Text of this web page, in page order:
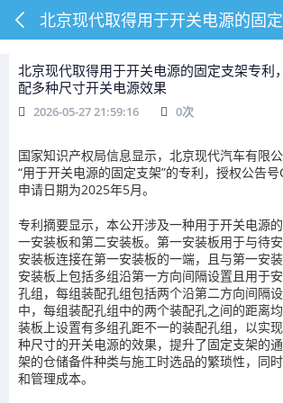
北京现代取得用于开关电源的固定支架专利
配多种尺寸开关电源效果
2026-05-27 21:59:16 0次
国家知识产权局信息显示，北京现代汽车有限
“用于开关电源的固定支架”的专利，授权公告号
申请日期为2025年5月。
专利摘要显示，本公开涉及一种用于开关电源
一安装板和第二安装板。第一安装板用于与待
安装板连接在第一安装板的一端，且与第一安
安装板上包括多组沿第一方向间隔设置且用于
孔组，每组装配孔组包括两个沿第二方向间隔
中，每组装配孔组中的两个装配孔之间的距离
装板上设置有多组孔距不一的装配孔组，以实
种尺寸的开关电源的效果，提升了固定支架的
架的仓储备件种类与施工时选品的繁琐性，同
和管理成本。